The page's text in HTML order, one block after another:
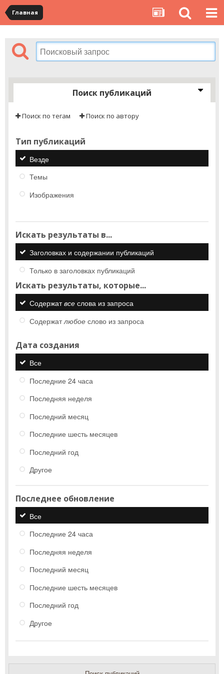
Главная
Поиск публикаций
Поиск по тегам Поиск по автору
Тип публикаций
Везде
Темы
Изображения
Искать результаты в...
Заголовках и содержании публикаций
Только в заголовках публикаций
Искать результаты, которые...
Содержатвсе слова из запроса
Содержатлюбое слово из запроса
Дата создания
Все
Последние 24 часа
Последняя неделя
Последний месяц
Последние шесть месяцев
Последний год
Другое
Последнее обновление
Все
Последние 24 часа
Последняя неделя
Последний месяц
Последние шесть месяцев
Последний год
Другое